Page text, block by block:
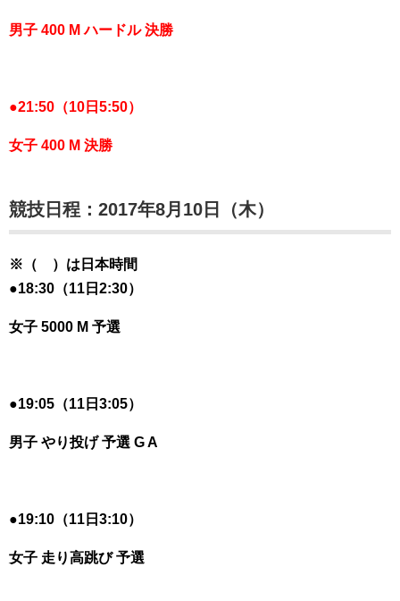
男子 400 M ハードル 決勝
●21:50（10日5:50）
女子 400 M 決勝
競技日程：2017年8月10日（木）
※（ ）は日本時間
●18:30（11日2:30）
女子 5000 M 予選
●19:05（11日3:05）
男子 やり投げ 予選 G A
●19:10（11日3:10）
女子 走り高跳び 予選